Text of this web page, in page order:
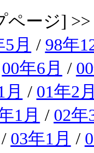
ページ]
月 / 98年
00年6月 /
/ 01年2
1月 / 02年
/ 03年1月 /